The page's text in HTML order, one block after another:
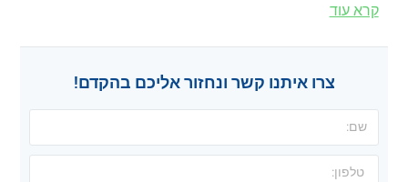
קרא עוד
צרו איתנו קשר ונחזור אליכם בהקדם!